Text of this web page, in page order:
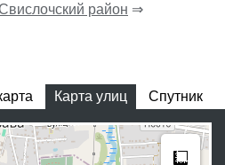
район ⇒
Карта улиц Спутник